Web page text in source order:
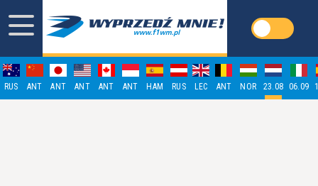
RUS ANT ANT ANT ANT ANT HAM RUS LEC ANT NOR 23.08 06.09